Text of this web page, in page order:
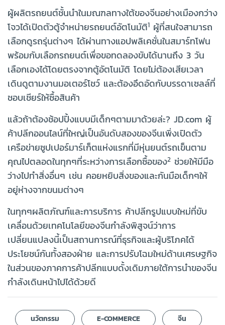
ผู้ผลิตรถยนต์ชั้นนำในมณฑลทางใต้ของจีนอย่างเมืองกว่าง
โจวได้เปิดตัวตู้จำหน่ายรถยนต์อัตโนมัติ1 ผู้ที่สนใจสามารถ
เลือกดูรถรุ่นต่างๆ ได้ผ่านทางแอปพลิเคชั่นในสมาร์ทโฟน
พร้อมกับเลือกรถยนต์เพื่อขอทดลองขับได้นานถึง 3 วัน
เลือกเองได้โดยตรงจากตู้อัตโนมัติ โดยไม่ต้องเสียเวลา
เดินดูตามงานมอเตอร์โชว์ และต้องอึดอัดกับบรรดาเซลล์ที่
ชอบเชียร์ให้ซื้อสินค้า
แล้วถ้าต้องช้อปปิ้งแบบมีเด็กๆตามมาด้วยล่ะ? JD.com ผู้
ค้าปลีกออนไลน์ที่ใหญ่เป็นอันดับสองของจีนเพิ่งเปิดตัว
เครือข่ายซูปเปอร์มาร์เก็ตแห่งแรกที่มีหุ่นยนต์รถเข็นตาม
คุณไปตลอดในทุกๆที่ระหว่างการเลือกซื้อของ2 ช่วยให้มีมือ
ว่างไปทำสิ่งอื่นๆ เช่น คอยหยิบสิ่งของและกันมือเด็กๆให้
อยู่ห่างจากขนมต่างๆ
ในทุกๆผลิตภัณฑ์และการบริการ ค้าปลีกรูปแบบใหม่ที่ขับ
เคลื่อนด้วยเทคโนโลยีของจีนกำลังพิสูจน์ว่าการ
เปลี่ยนแปลงนี้เป็นสถานการณ์ที่ธุรกิจและผู้บริโภคได้
ประโยชน์กันทั้งสองฝ่าย และการปรับโฉมใหม่ด้านเศรษฐกิจ
ในส่วนของภาคการค้าปลีกแบบดั้งเดิมภายใต้การนำของจีน
กำลังเดินหน้าไปได้ด้วยดี
นวัตกรรม E-COMMERCE จีน